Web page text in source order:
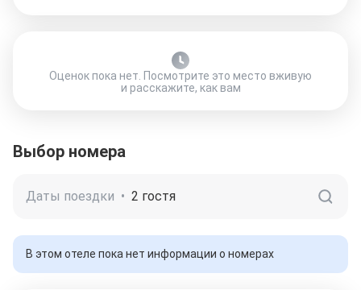
Оценок пока нет. Посмотрите это место вживую
и расскажите, как вам
Выбор номера
Даты поездки • 2 гостя
В этом отеле пока нет информации о номерах